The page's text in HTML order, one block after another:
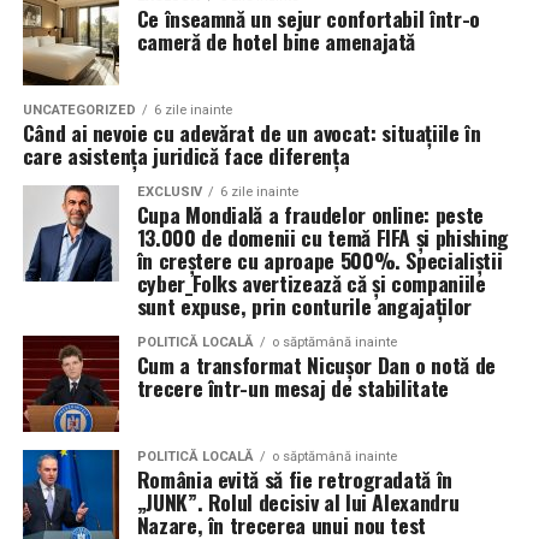
practică, beneficiarii primesc pachete logistice și
alimentare săptămânale. Această abordare asigură
condițiile necesare pentru ca fiecare participant să se
concentreze exclusiv pe învățare și pe dezvoltarea
propriilor competențe.
Un pas sigur către o carieră
modernă
Tranziția verde și digitală nu este un obstacol, ci cea mai
mare oportunitate de dezvoltare pentru tinerii din Sud-
Muntenia. O calificare care combină practica meseriei cu
tehnologia modernă garantează o poziție competitivă
pe piața muncii și deschide uși către angajatori de top
din întreaga regiune.
Pentru o experienta cat mai relaxata, organizatorii
recomanda sosirea cat mai devreme, in special in prima
zi de festival.
Accesul participantilor este permis pana la ora 23:30 in
fiecare dintre cele trei zile.
Persoanele acreditate (presa, parteneri si guestlist) isi
pot ridica acreditarile zilnic intre orele 08:00 si 20:00,
procesarea acestora incheindu-se dupa ora 20:00.
Festivalul ramane deschis partial pana la ora 05:00
dimineata.
Cum ajungi la Summer Well
Autobuz
Cursele speciale pleaca din Bucuresti, din apropierea
statiei de metrou Straulesti, la intervale de aproximativ
Ce înseamnă un sejur confortabil într-o
cameră de hotel bine amenajată
UNCATEGORIZED 6 zile inainte
Când ai nevoie cu adevărat de un avocat: situațiile în
care asistența juridică face diferența
EXCLUSIV 6 zile inainte
Cupa Mondială a fraudelor online: peste
13.000 de domenii cu temă FIFA și phishing
în creștere cu aproape 500%. Specialiștii
cyber_Folks avertizează că și companiile
sunt expuse, prin conturile angajaților
POLITICĂ LOCALĂ o săptămână inainte
Cum a transformat Nicușor Dan o notă de
trecere într-un mesaj de stabilitate
POLITICĂ LOCALĂ o săptămână inainte
România evită să fie retrogradată în
„JUNK”. Rolul decisiv al lui Alexandru
Nazare, în trecerea unui nou test